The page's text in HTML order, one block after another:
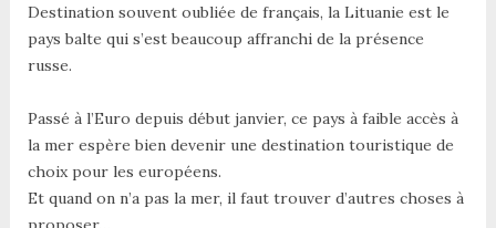
Destination souvent oubliée de français, la Lituanie est le
pays balte qui s’est beaucoup affranchi de la présence
russe.
Passé à l’Euro depuis début janvier, ce pays à faible accès à
la mer espère bien devenir une destination touristique de
choix pour les européens.
Et quand on n’a pas la mer, il faut trouver d’autres choses à